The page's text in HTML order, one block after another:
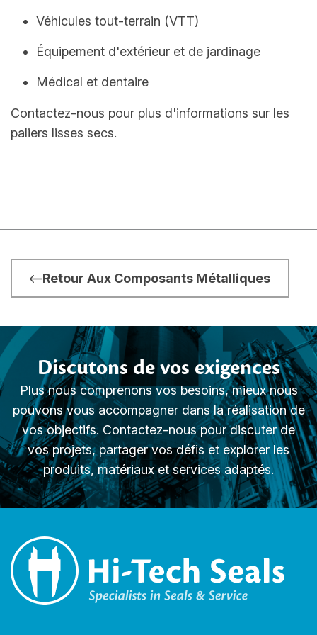
Véhicules tout-terrain (VTT)
Équipement d'extérieur et de jardinage
Médical et dentaire
Contactez-nous pour plus d'informations sur les
paliers lisses secs.
Retour Aux Composants Métalliques
Discutons de vos exigences
Plus nous comprenons vos besoins, mieux nous
pouvons vous accompagner dans la réalisation de
vos objectifs. Contactez-nous pour discuter de
vos projets, partager vos défis et explorer les
produits, matériaux et services adaptés.